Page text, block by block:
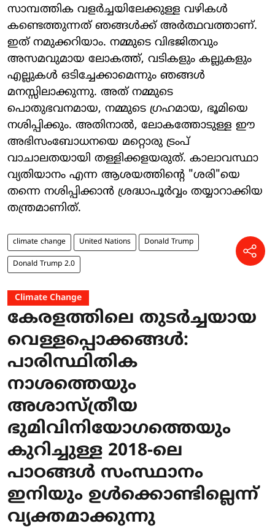
സാമ്പത്തിക വളർച്ചയിലേക്കുള്ള വഴികൾ
കണ്ടെത്തുന്നത് ഞങ്ങൾക്ക് അർത്ഥവത്താണ്.
ഇത് നമുക്കറിയാം. നമ്മുടെ വിഭജിതവും
അസമവുമായ ലോകത്ത്, വടികളും കല്ലുകളും
എല്ലുകൾ ഒടിച്ചേക്കാമെന്നും ഞങ്ങൾ
മനസ്സിലാക്കുന്നു. അത് നമ്മുടെ
പൊതുഭവനമായ, നമ്മുടെ ഗ്രഹമായ, ഭൂമിയെ
നശിപ്പിക്കും. അതിനാൽ, ലോകത്തോടുള്ള ഈ
അഭിസംബോധനയെ മറ്റൊരു ട്രംപ്
വാചാലതയായി തള്ളിക്കളയരുത്. കാലാവസ്ഥാ
വ്യതിയാനം എന്ന ആശയത്തിന്റെ "ശരി"യെ
തന്നെ നശിപ്പിക്കാൻ ശ്രദ്ധാപൂർവ്വം തയ്യാറാക്കിയ
തന്ത്രമാണിത്.
climate change United Nations Donald Trump
Donald Trump 2.0
Climate Change
കേരളത്തിലെ തുടർച്ചയായ
വെള്ളപ്പൊക്കങ്ങൾ:
പാരിസ്ഥിതിക
നാശത്തെയും
അശാസ്ത്രീയ
ഭുമിവിനിയോഗത്തെയും
കുറിച്ചുള്ള 2018-ലെ
പാഠങ്ങൾ സംസ്ഥാനം
ഇനിയും ഉൾക്കൊണ്ടില്ലെന്ന്
വ്യക്തമാക്കുന്നു